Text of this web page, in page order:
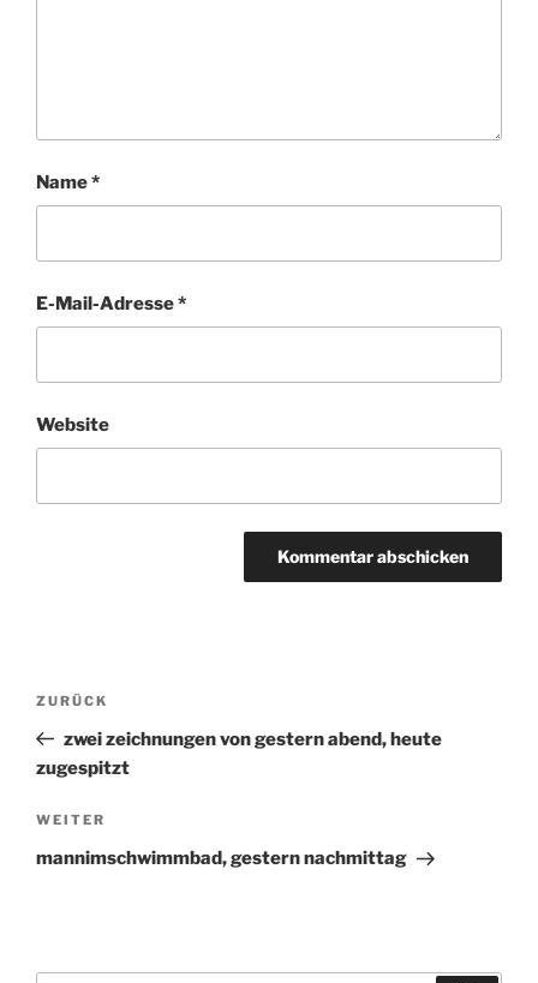
Name*
E-Mail-Adresse*
Website
Beitragsnavigation
Vorheriger
Beitrag
ZURÜCK
zwei zeichnungen von gestern abend, heute
zugespitzt
Nächster
Beitrag
WEITER
mannimschwimmbad, gestern nachmittag